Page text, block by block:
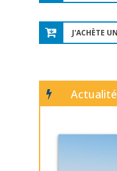
J'ACHÈTE UN